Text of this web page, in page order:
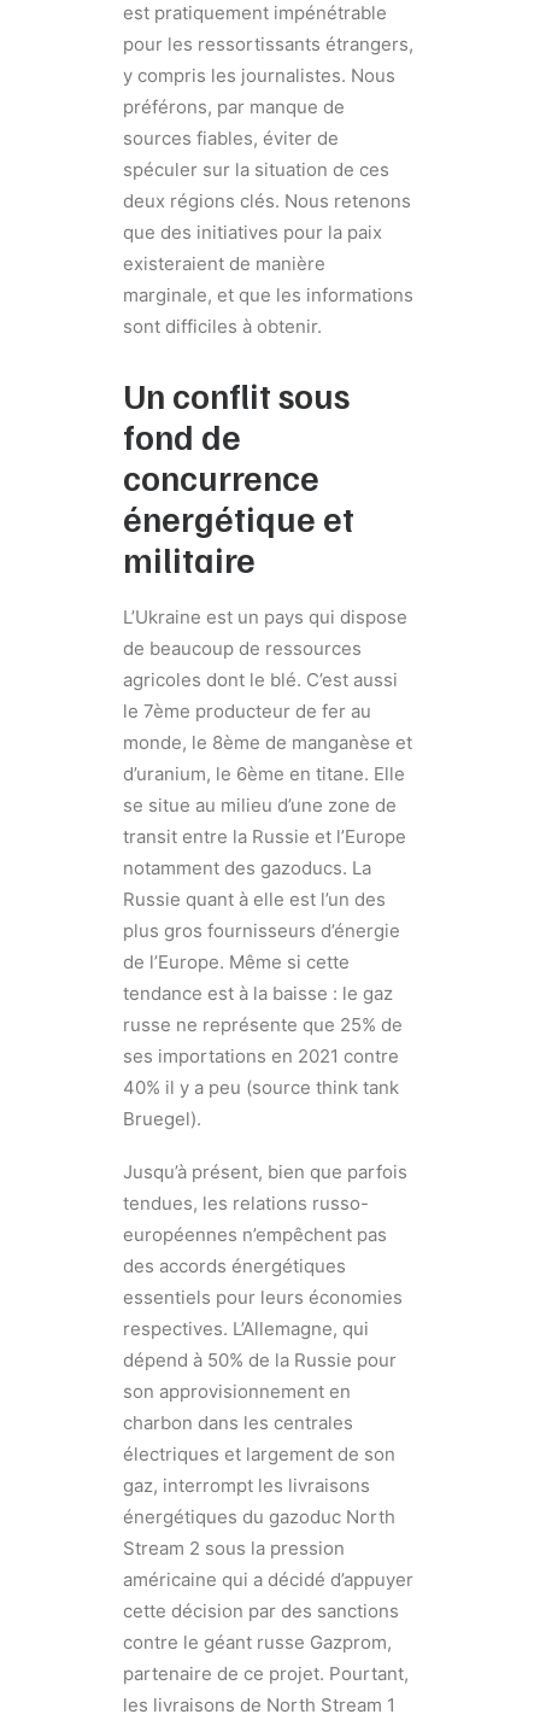
est pratiquement impénétrable
pour les ressortissants étrangers,
y compris les journalistes. Nous
préférons, par manque de
sources fiables, éviter de
spéculer sur la situation de ces
deux régions clés. Nous retenons
que des initiatives pour la paix
existeraient de manière
marginale, et que les informations
sont difficiles à obtenir.
Un conflit sous
fond de
concurrence
énergétique et
militaire
L’Ukraine est un pays qui dispose
de beaucoup de ressources
agricoles dont le blé. C’est aussi
le 7ème producteur de fer au
monde, le 8ème de manganèse et
d’uranium, le 6ème en titane. Elle
se situe au milieu d’une zone de
transit entre la Russie et l’Europe
notamment des gazoducs. La
Russie quant à elle est l’un des
plus gros fournisseurs d’énergie
de l’Europe. Même si cette
tendance est à la baisse : le gaz
russe ne représente que 25% de
ses importations en 2021 contre
40% il y a peu (source think tank
Bruegel).
Jusqu’à présent, bien que parfois
tendues, les relations russo-
européennes n’empêchent pas
des accords énergétiques
essentiels pour leurs économies
respectives. L’Allemagne, qui
dépend à 50% de la Russie pour
son approvisionnement en
charbon dans les centrales
électriques et largement de son
gaz, interrompt les livraisons
énergétiques du gazoduc North
Stream 2 sous la pression
américaine qui a décidé d’appuyer
cette décision par des sanctions
contre le géant russe Gazprom,
partenaire de ce projet. Pourtant,
les livraisons de North Stream 1